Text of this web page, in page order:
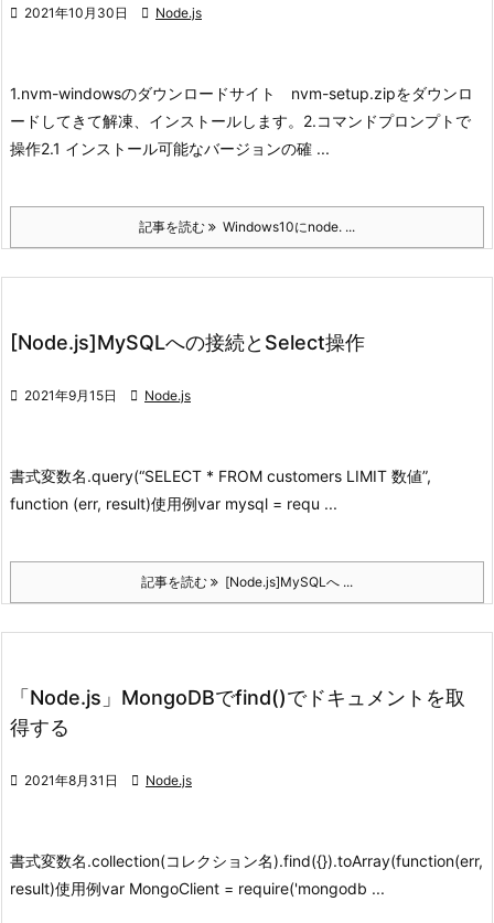
 2021年10月30日  Node.js
1.nvm-windowsのダウンロードサイト nvm-setup.zipをダウンロ
ードしてきて解凍、インストールします。 2.コマンドプロンプトで
操作2.1 インストール可能なバージョンの確 ...
記事を読む Windows10にnode. ...
[Node.js]MySQLへの接続とSelect操作
 2021年9月15日  Node.js
書式変数名.query(“SELECT * FROM customers LIMIT 数値”,
function (err, result)使用例var mysql = requ ...
記事を読む [Node.js]MySQLへ ...
「Node.js」MongoDBでfind()でドキュメントを取
得する
 2021年8月31日  Node.js
書式変数名.collection(コレクション名).find({}).toArray(function(err,
result)使用例var MongoClient = require('mongodb ...